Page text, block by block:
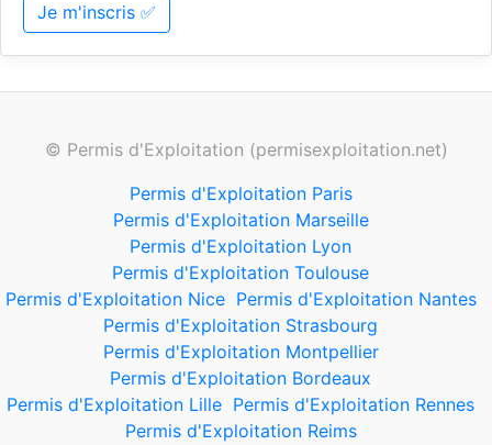
Je m'inscris ✅
© Permis d'Exploitation (permisexploitation.net)
Permis d'Exploitation Paris
Permis d'Exploitation Marseille
Permis d'Exploitation Lyon
Permis d'Exploitation Toulouse
Permis d'Exploitation Nice Permis d'Exploitation Nantes
Permis d'Exploitation Strasbourg
Permis d'Exploitation Montpellier
Permis d'Exploitation Bordeaux
Permis d'Exploitation Lille Permis d'Exploitation Rennes
Permis d'Exploitation Reims